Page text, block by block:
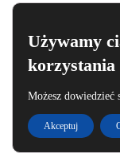
Używamy
Możesz
Akceptuj